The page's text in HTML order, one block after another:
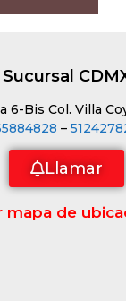
Sucursal
6-Bis Col. Villa
–
Llamar
mapa de